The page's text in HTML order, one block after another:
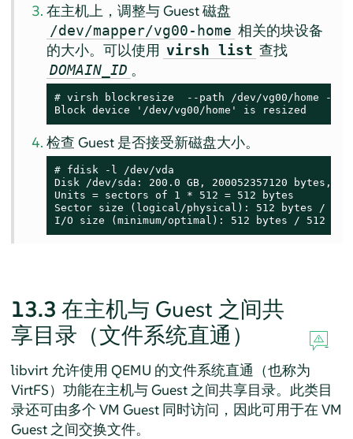
在主机上，调整与 Guest 磁盘
/dev/mapper/vg00-home 相关的块设备
的大小。可以使用 virsh list 查找
DOMAIN_ID 。
# virsh blockresize  --path /dev/vg00/home --
Block device '/dev/vg00/home' is resized
检查 Guest 是否接受新磁盘大小。
# fdisk -l /dev/vda
Disk /dev/sda: 200.0 GB, 200052357120 bytes,
Units = sectors of 1 * 512 = 512 bytes
Sector size (logical/physical): 512 bytes / 512
I/O size (minimum/optimal): 512 bytes / 512
13.3 在主机与 Guest 之间共
享目录（文件系统直通）
libvirt 允许使用 QEMU 的文件系统直通（也称为
VirtFS）功能在主机与 Guest 之间共享目录。此类目
录还可由多个 VM Guest 同时访问，因此可用于在 VM
Guest 之间交换文件。